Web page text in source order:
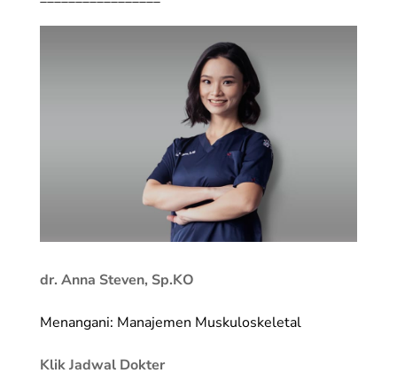
dr. Anna Steven, Sp.KO
Menangani: Manajemen Muskuloskeletal
Klik Jadwal Dokter